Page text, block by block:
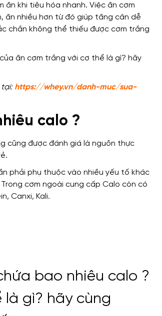
khi tiêu hóa nhanh. Việc ăn cơm
ăn nhiều hơn từ đó giúp tăng cân dễ
chắn không thể thiếu được cơm trắng
tại: https://whey.vn/danh-muc/sua-
calo ?
cũng được đánh giá là nguồn thực
phải phụ thuộc vào nhiều yếu tố khác
cơm ngoài cung cấp Calo còn có
Canxi, Kali.